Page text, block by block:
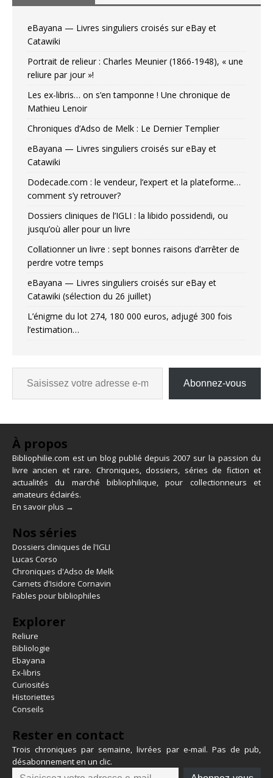
eBayana — Livres singuliers croisés sur eBay et
Catawiki
Portrait de relieur : Charles Meunier (1866-1948), « une
reliure par jour »!
Les ex-libris… on s’en tamponne ! Une chronique de
Mathieu Lenoir
Chroniques d’Adso de Melk : Le Dernier Templier
eBayana — Livres singuliers croisés sur eBay et
Catawiki
Dodecade.com : le vendeur, l’expert et la plateforme…
comment s’y retrouver?
Dossiers cliniques de l’IGLI : la libido possidendi, ou
jusqu’où aller pour un livre
Collationner un livre : sept bonnes raisons d’arrêter de
perdre votre temps
eBayana — Livres singuliers croisés sur eBay et
Catawiki (sélection du 26 juillet)
L’énigme du lot 274, 180 000 euros, adjugé 300 fois
l’estimation…
Abonnez-vous
À propos
Bibliophilie.com est un blog publié depuis 2007 sur la passion du
livre ancien et rare. Chroniques, dossiers, séries de fiction et
actualités du marché bibliophilique, pour collectionneurs et
amateurs éclairés.
En savoir plus →
Nos séries
Dossiers cliniques de l'IGLI
Lucas Corso
Chroniques d'Adso de Melk
Carnets d'Isidore Cornavin
Fables pour bibliophiles
Explorer
Reliure
Bibliologie
Ebayana
Ex-libris
Curiosités
Historiettes
Conseils
Rester en contact
Trois chroniques par semaine, livrées par e-mail. Pas de pub,
désabonnement en un clic.